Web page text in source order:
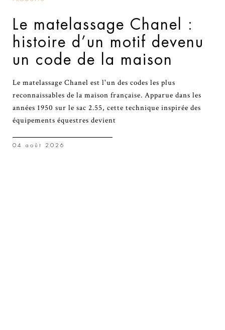
Le matelassage Chanel :
histoire d’un motif devenu
un code de la maison
Le matelassage Chanel est l'un des codes les plus
reconnaissables de la maison française. Apparue dans les
années 1950 sur le sac 2.55, cette technique inspirée des
équipements équestres devient
04 août 2026